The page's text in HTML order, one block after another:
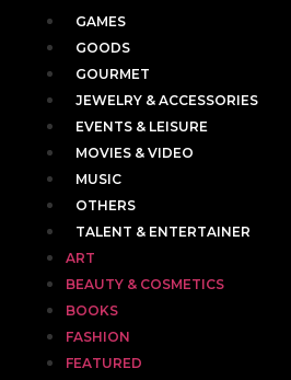
GAMES
GOODS
GOURMET
JEWELRY & ACCESSORIES
EVENTS & LEISURE
MOVIES & VIDEO
MUSIC
OTHERS
TALENT & ENTERTAINER
ART
BEAUTY & COSMETICS
BOOKS
FASHION
FEATURED